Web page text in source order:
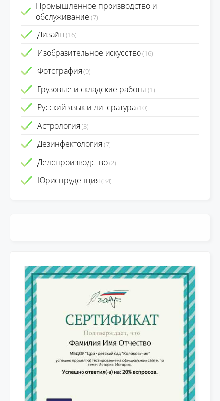
Промышленное производство и
обслуживание (7)
Дизайн (16)
Изобразительное искусство(16)
Фотография (9)
Грузовые и складские работы (1)
Русский язык и литература(10)
Астрология (3)
Дезинфектология (7)
Делопроизводство(2)
Юриспруденция (34)